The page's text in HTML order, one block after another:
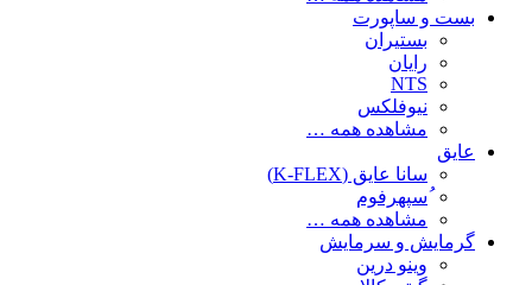
بست و ساپورت
بستیران
رایان
NTS
نیوفلکس
مشاهده همه …
عایق
سانا عایق (K-FLEX)
ُسپهرفوم
مشاهده همه …
گرمایش و سرمایش
وینو درین